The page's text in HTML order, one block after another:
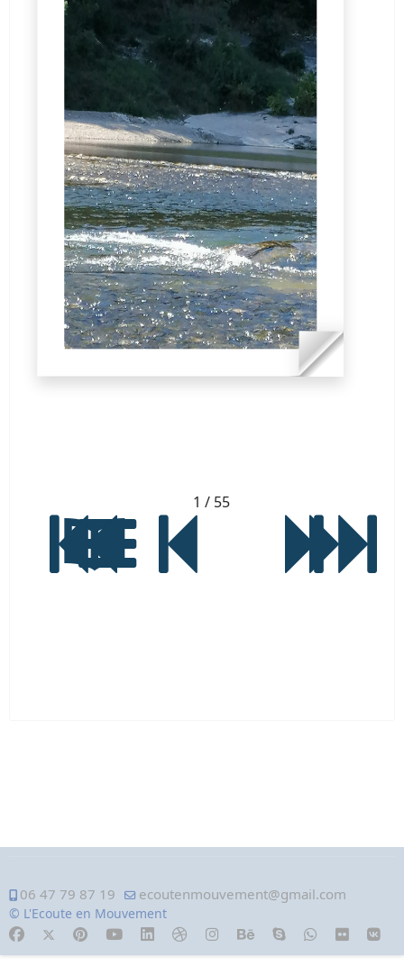
1 / 55
06 47 79 87 19 ecoutenmouvement@gmail.com
© L'Ecoute en Mouvement